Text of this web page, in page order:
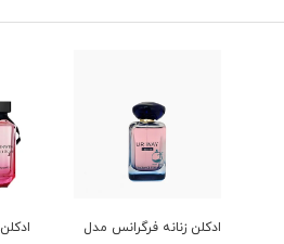
ادكلن زنانه فرگرانس مدل